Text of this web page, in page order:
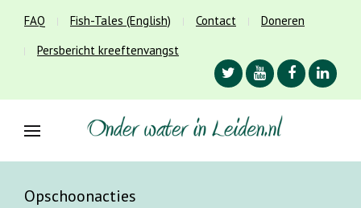
FAQ Fish-Tales (English) Contact
Doneren
Persbericht kreeftenvangst
Opschoonacties